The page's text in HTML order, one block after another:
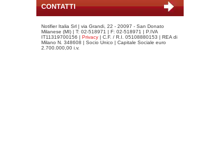
CONTATTI
Notifier Italia Srl | via Grandi, 22 - 20097 - San Donato
Milanese (MI) | T: 02-518971 | F: 02-518971 | P.IVA
IT11319700156 | Privacy | C.F. / R.I. 05108880153 | REA di
Milano N. 348608 | Socio Unico | Capitale Sociale euro
2.700.000,00 i.v.